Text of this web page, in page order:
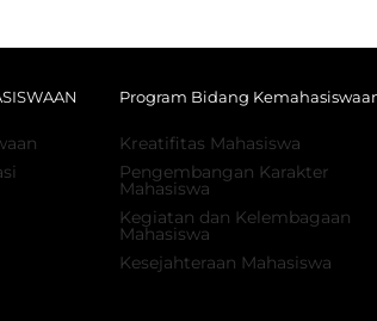
Program Bidang
Kreatifitas Mahasiswa
Pengembangan Karakter
Mahasiswa
Kegiatan dan Kelembagaan
Mahasiswa
Kesejahteraan Mahasiswa